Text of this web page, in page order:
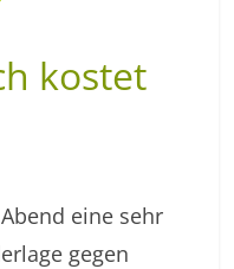
kostet
eine sehr
gegen